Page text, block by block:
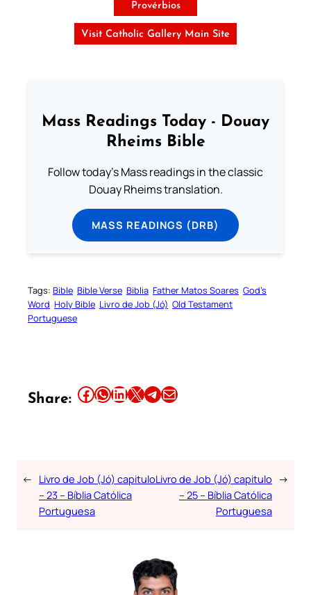
Provérbios
Visit Catholic Gallery Main Site
Mass Readings Today - Douay
Rheims Bible
Follow today's Mass readings in the classic
Douay Rheims translation.
MASS READINGS (DRB)
Tags: Bible Bible Verse Biblia Father Matos Soares God’s
Word Holy Bible Livro de Job (Jó) Old Testament
Portuguese
Share: Share this article on Facebook Share this article on WhatsApp Share this article on LinkedIn Share this article on X Share this article on TelegramEmail this Article
← Livro de Job (Jó) capitulo
– 23 – Bíblia Católica
Portuguesa
Livro de Job (Jó) capitulo
– 25 – Bíblia Católica
Portuguesa
→